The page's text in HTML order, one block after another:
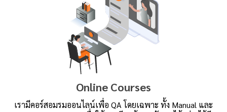
Online Courses
เรามีคอร์สอมรมออนไลน์เพื่อ QA โดยเฉพาะ ทั้ง Manual และ